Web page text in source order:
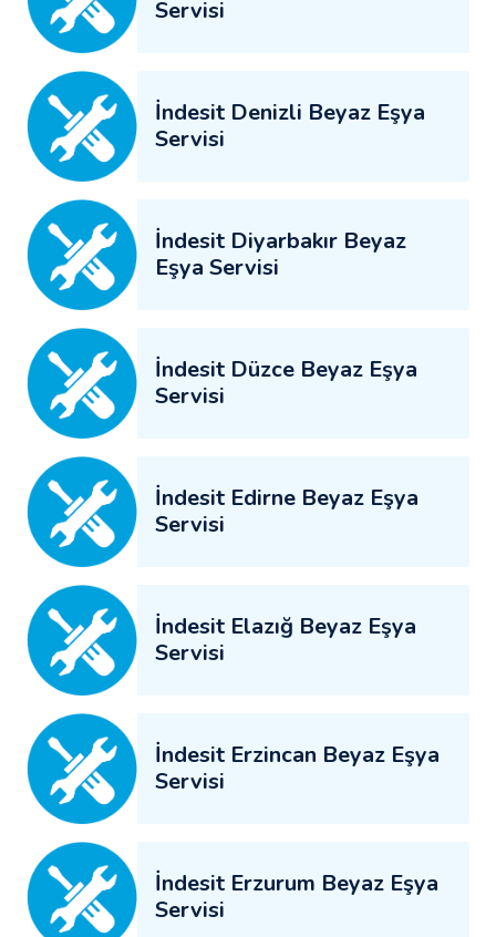
Servisi
İndesit Denizli Beyaz Eşya
Servisi
İndesit Diyarbakır Beyaz
Eşya Servisi
İndesit Düzce Beyaz Eşya
Servisi
İndesit Edirne Beyaz Eşya
Servisi
İndesit Elazığ Beyaz Eşya
Servisi
İndesit Erzincan Beyaz Eşya
Servisi
İndesit Erzurum Beyaz Eşya
Servisi